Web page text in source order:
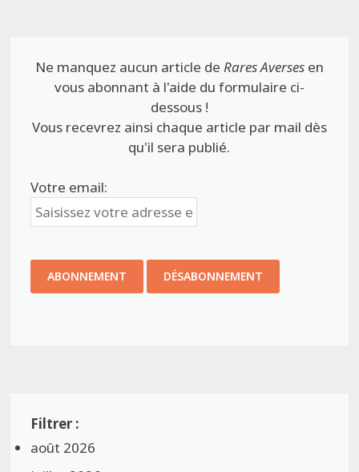
Ne manquez aucun article de Rares Aversesen
vous abonnant à l'aide du formulaire ci-
dessous !
Vous recevrez ainsi chaque article par mail dès
qu'il sera publié.
Votre email:
août 2026